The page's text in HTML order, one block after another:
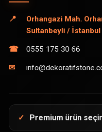
📍
Orhangazi Mah.
Sultanbeyli / İstanbul
☎ 0555 175 30 66
✉
✓ Premium ürün